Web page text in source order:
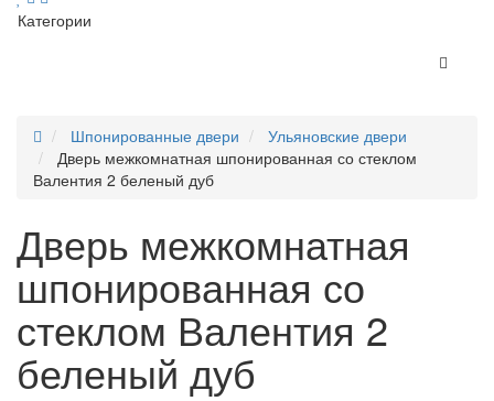
Категории
Шпонированные двери
Ульяновские двери
Дверь межкомнатная шпонированная со стеклом
Валентия 2 беленый дуб
Дверь межкомнатная
шпонированная со
стеклом Валентия 2
беленый дуб